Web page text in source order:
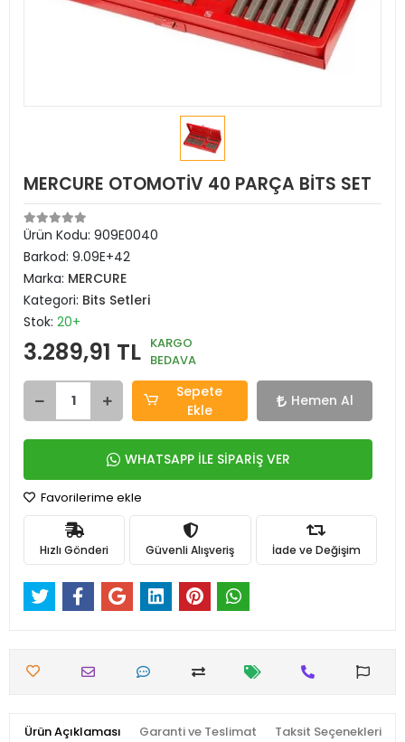
MERCURE OTOMOTİV 40 PARÇA BİTS SET
Ürün Kodu: 909E0040
Barkod: 9.09E+42
Marka: MERCURE
Kategori: Bits Setleri
Stok: 20+
3.289,91 TL KARGO
BEDAVA
Sepete
Ekle
Hemen Al
WHATSAPP İLE SİPARİŞ VER
Favorilerime ekle
Hızlı Gönderi Güvenli Alışveriş İade ve Değişim
Ürün Açıklaması Garanti ve Teslimat Taksit Seçenekleri